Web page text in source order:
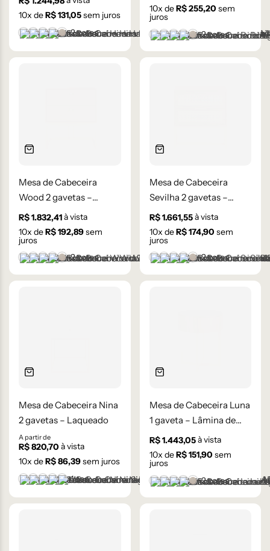
Carvalho
10x deR$131,05sem juros
Castanho
Champanhe
Cinza Grafite Metalizado
Ébano
Lâmina Frapê
+2 cores
10x deR$255,20 sem
juros
Castanho
Champanhe
Cinza Grafite
Ébano
Lâmina Frapê
+2 cores
Mesa de Cabeceira
Wood 2 gavetas –
Lâmina de Madeira
Carvalho
R$1.832,41à vista
10x deR$192,89sem
juros
Castanho
Champanhe
Cinza Grafite Metalizado
Ébano
Lâmina Frapê
+2 cores
Mesa de Cabeceira
Sevilha 2 gavetas –
Palha Indiana
R$1.661,55à vista
10x deR$174,90 sem
juros
Castanho
Champanhe
Cinza Grafite
Ébano
Lâmina Frapê
+2 cores
Mesa de Cabeceira Nina
2 gavetas – Laqueado
A partir de
R$820,70 à vista
10x deR$86,39sem juros
Branco
Cinza Médio
Frapê
Mocha Mousse
Preto
+1 cor
Mesa de Cabeceira Luna
1 gaveta – Lâmina de
Carvalho Natural
R$1.443,05à vista
10x deR$151,90 sem
juros
Castanho
Champanhe
Cinza Grafite
Ébano
Lâmina Frapê
+2 cores